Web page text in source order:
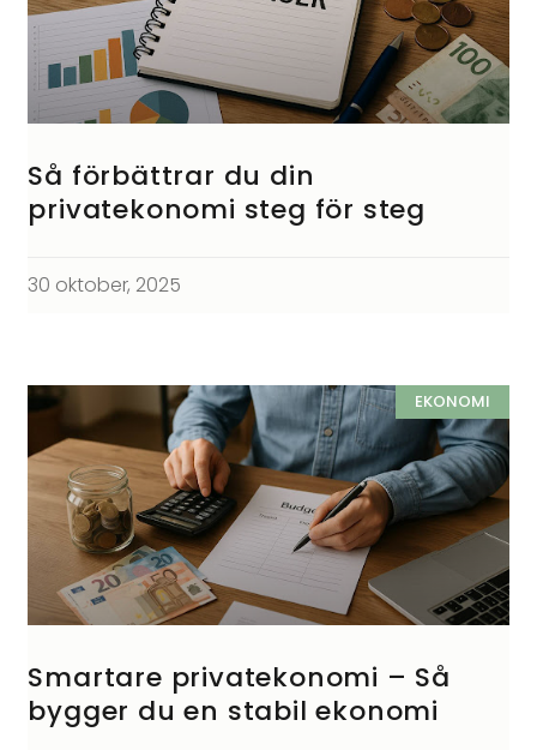
Så förbättrar du din
privatekonomi steg för steg
30 oktober, 2025
EKONOMI
Smartare privatekonomi – Så
bygger du en stabil ekonomi